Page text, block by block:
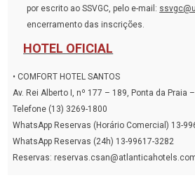
por escrito ao SSVGC, pelo e-mail:
encerramento das inscrições.
HOTEL OFICIAL
• COMFORT HOTEL SANTOS
Av. Rei Alberto I, nº 177 – 189, Ponta da Praia
Telefone (13) 3269-1800
WhatsApp Reservas (Horário Comercial) 13-
WhatsApp Reservas (24h) 13-99617-3282
Reservas: